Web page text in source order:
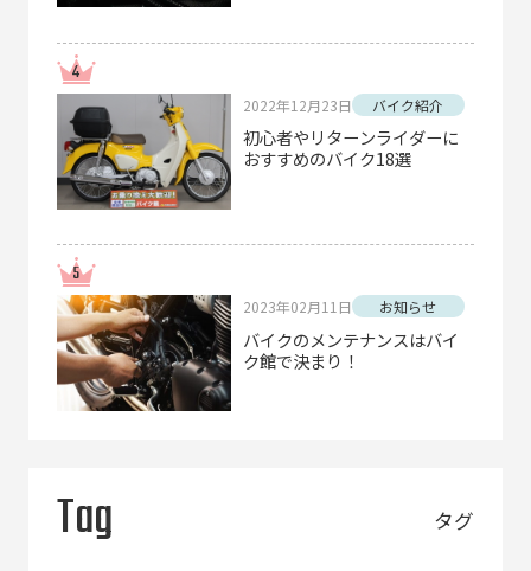
2022年12月23日 バイク紹介
初心者やリターンライダーに
おすすめのバイク18選
2023年02月11日 お知らせ
バイクのメンテナンスはバイ
ク館で決まり！
Tag タグ